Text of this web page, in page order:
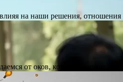
влияя на наши решения,
от оков, которые держат